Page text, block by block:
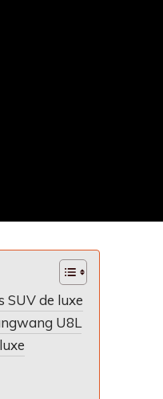
SUV de luxe
U8L